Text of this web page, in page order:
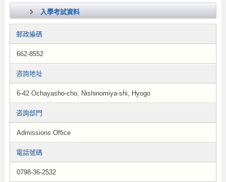
入學考試資料
郵政編碼
662-8552
咨詢地址
6-42 Ochayasho-cho, Nishinomiya-shi, Hyogo
咨詢部門
Admissions Office
電話號碼
0798-36-2532